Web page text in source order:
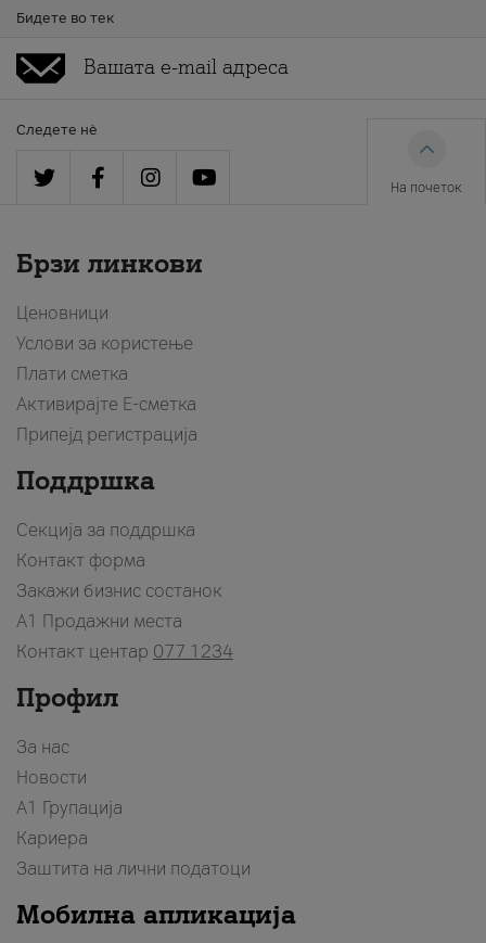
Бидете во тек
Следете нè
На почеток
Брзи линкови
Ценовници
Услови за користење
Плати сметка
Активирајте Е-сметка
Припејд регистрација
Поддршка
Секција за поддршка
Контакт форма
Закажи бизнис состанок
A1 Продажни места
Контакт центар 077 1234
Профил
За нас
Новости
А1 Групација
Кариера
Заштита на лични податоци
Мобилна апликација